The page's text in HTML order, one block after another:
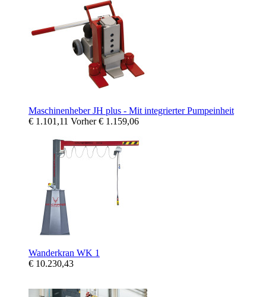
Maschinenheber JH plus - Mit integrierter Pumpeinheit
€ 1.101,11 Vorher€ 1.159,06
Wanderkran WK 1
€ 10.230,43